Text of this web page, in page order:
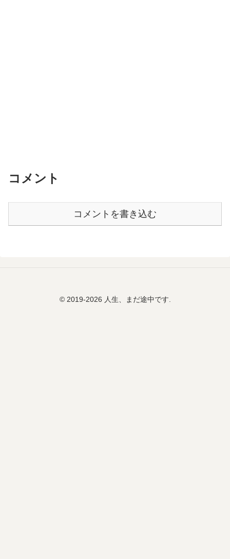
コメント
コメントを書き込む
© 2019-2026 人生、まだ途中です.